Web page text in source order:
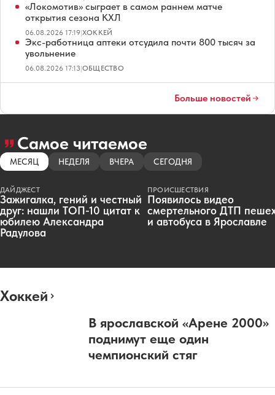
«Локомотив» сыграет в самом раннем матче
открытия сезона КХЛ
06.08.2026 17:19|ХОККЕЙ
Экс-работница аптеки отсудила почти 800 тысяч за
увольнение
06.08.2026 17:13|ОБЩЕСТВО
Больше новостей
Самое читаемое
МЕСЯЦ НЕДЕЛЯ ВЧЕРА СЕГОДНЯ
ДАЙДЖЕСТ
Зажигалка, гений и честный
друг: нашли ТОП-10 цитат к
юбилею Александра
Радулова
ПРОИСШЕСТВИЯ
Появилось видео
смертельного ДТП
и автобуса в Ярославле
Хоккей
В ярославской «Арене 2000»
поднимут еще один
чемпионский стяг